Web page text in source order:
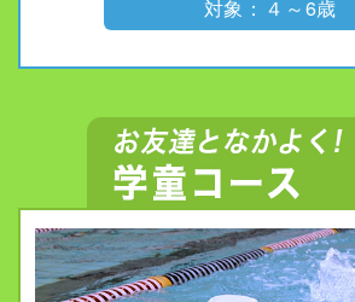
対象：４～6歳